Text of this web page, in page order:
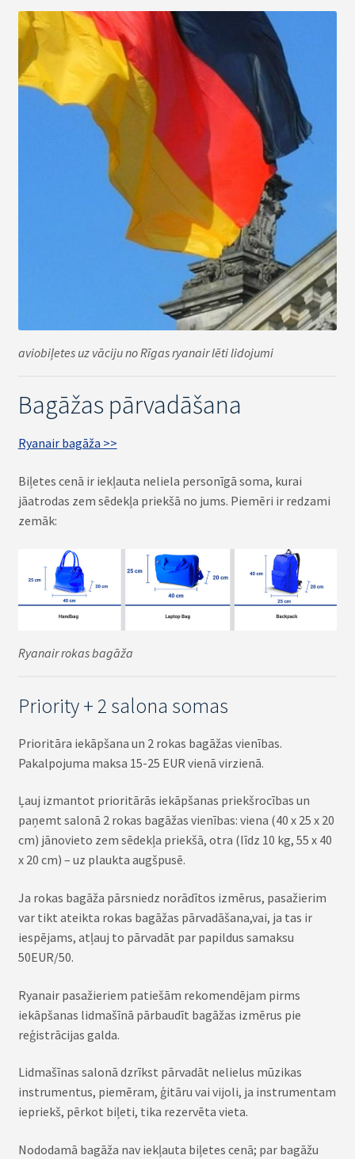
aviobiļetes uz vāciju no Rīgas ryanair lēti lidojumi
Bagāžas pārvadāšana
Ryanair bagāža >>
Biļetes cenā ir iekļauta neliela personīgā soma, kurai
jāatrodas zem sēdekļa priekšā no jums. Piemēri ir redzami
zemāk:
Ryanair rokas bagāža
Priority + 2 salona somas
Prioritāra iekāpšana un 2 rokas bagāžas vienības.
Pakalpojuma maksa 15-25 EUR vienā virzienā.
Ļauj izmantot prioritārās iekāpšanas priekšrocības un
paņemt salonā 2 rokas bagāžas vienības: viena (40 x 25 x 20
cm) jānovieto zem sēdekļa priekšā, otra (līdz 10 kg, 55 x 40
x 20 cm) – uz plaukta augšpusē.
Ja rokas bagāža pārsniedz norādītos izmērus, pasažierim
var tikt ateikta rokas bagāžas pārvadāšana,vai, ja tas ir
iespējams, atļauj to pārvadāt par papildus samaksu
50EUR/50.
Ryanair pasažieriem patiešām rekomendējam pirms
iekāpšanas lidmašīnā pārbaudīt bagāžas izmērus pie
reģistrācijas galda.
Lidmašīnas salonā dzrīkst pārvadāt nelielus mūzikas
instrumentus, piemēram, ģitāru vai vijoli, ja instrumentam
iepriekš, pērkot biļeti, tika rezervēta vieta.
Nododamā bagāža nav iekļauta biļetes cenā; par bagāžu